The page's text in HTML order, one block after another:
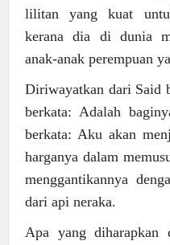
lilitan yang kuat
kerana dia di dunia
anak-anak perempuan
Diriwayatkan dari Said
berkata: Adalah
berkata: Aku akan
harganya dalam
menggantikannya
dari api neraka.
Apa yang